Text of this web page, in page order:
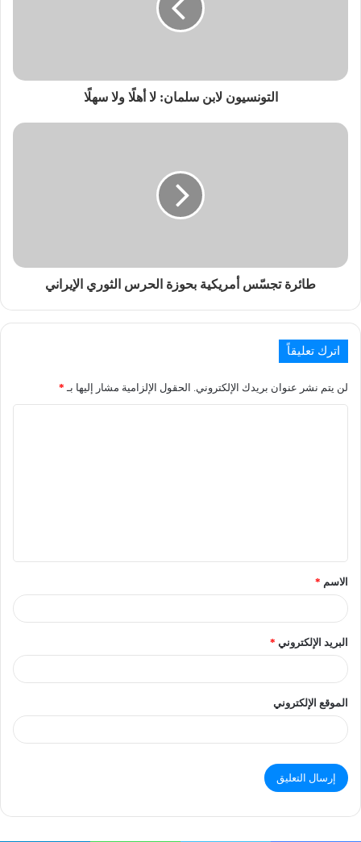
التونسيون لابن سلمان: لا أهلًا ولا سهلًا
طائرة تجسّس أمريكية بحوزة الحرس الثوري الإيراني
اترك تعليقاً
لن يتم نشر عنوان بريدك الإلكتروني. الحقول الإلزامية مشار إليها بـ *
الاسم *
البريد الإلكتروني *
الموقع الإلكتروني